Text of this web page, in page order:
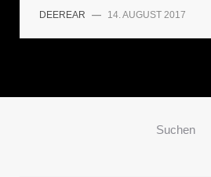
DEEREAR — 14. AUGUST 2017
Suchen